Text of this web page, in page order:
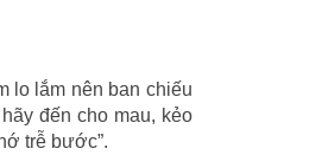
lo lắm nên ban chiếu
đến cho mau, kẻo
trễ bước”.